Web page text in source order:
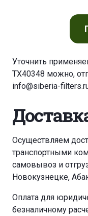
Уточнить
TX40348 можно,
info@siberia-
Осуществляем
транспортными
самовывоз и
Новокузнецке,
Оплата для
безналичному